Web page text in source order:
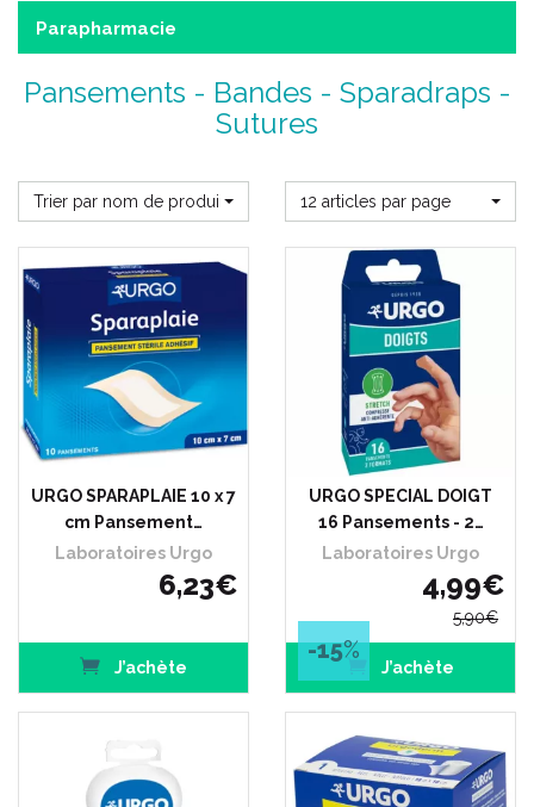
Parapharmacie
Pansements - Bandes - Sparadraps -
Sutures
Trier par nom de produit 12 articles par page
URGO SPARAPLAIE 10 x 7
cm Pansement…
Laboratoires Urgo
6,23€
J’achète
URGO SPECIAL DOIGT
16 Pansements - 2…
Laboratoires Urgo
4,99€
5,90€
-15%
J’achète